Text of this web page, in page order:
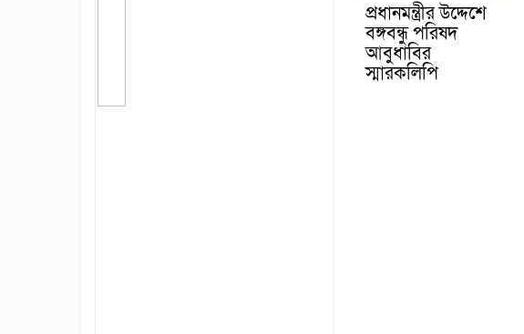
প্রধানমন্ত্রীর উদ্দেশে
বঙ্গবন্ধু পরিষদ
আবুধাবির
স্মারকলিপি